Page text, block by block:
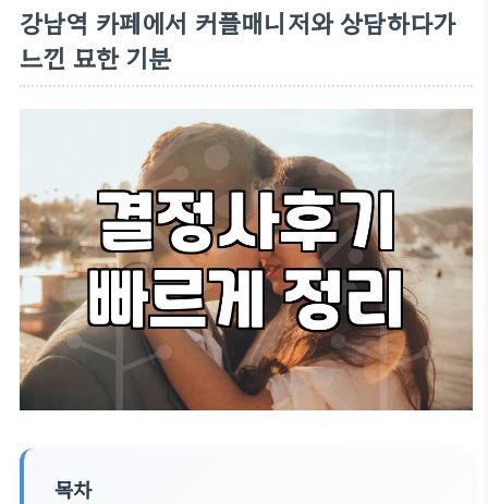
강남역 카페에서 커플매니저와 상담하다가
느낀 묘한 기분
목차